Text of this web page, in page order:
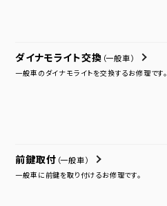
ダイナモライト交換 （一般車）
一般車のダイナモライトを交換するお修理です。
前鍵取付 （一般車）
一般車に前鍵を取り付けるお修理です。